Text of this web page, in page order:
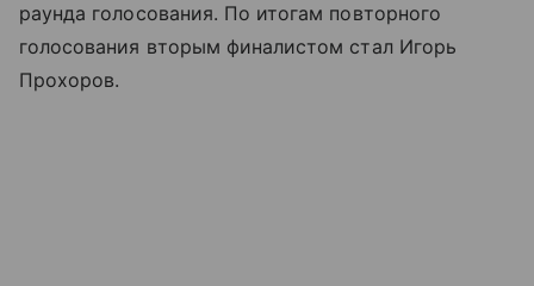
раунда голосования. По итогам повторного
голосования вторым финалистом стал Игорь
Прохоров.